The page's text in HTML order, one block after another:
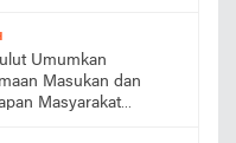
Umumkan
Masukan dan
Masyarakat